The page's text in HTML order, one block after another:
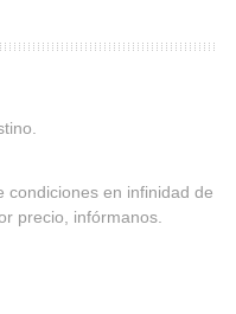
condiciones en infinidad de
precio, infórmanos.